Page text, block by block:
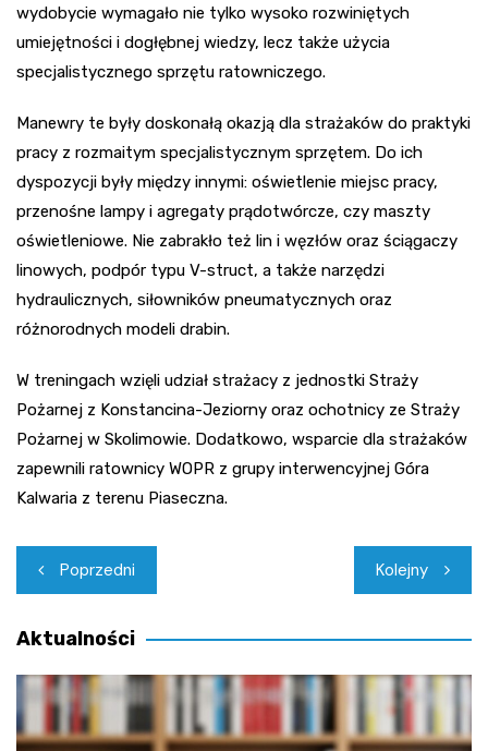
wydobycie wymagało nie tylko wysoko rozwiniętych
umiejętności i dogłębnej wiedzy, lecz także użycia
specjalistycznego sprzętu ratowniczego.
Manewry te były doskonałą okazją dla strażaków do praktyki
pracy z rozmaitym specjalistycznym sprzętem. Do ich
dyspozycji były między innymi: oświetlenie miejsc pracy,
przenośne lampy i agregaty prądotwórcze, czy maszty
oświetleniowe. Nie zabrakło też lin i węzłów oraz ściągaczy
linowych, podpór typu V-struct, a także narzędzi
hydraulicznych, siłowników pneumatycznych oraz
różnorodnych modeli drabin.
W treningach wzięli udział strażacy z jednostki Straży
Pożarnej z Konstancina-Jeziorny oraz ochotnicy ze Straży
Pożarnej w Skolimowie. Dodatkowo, wsparcie dla strażaków
zapewnili ratownicy WOPR z grupy interwencyjnej Góra
Kalwaria z terenu Piaseczna.
Nawigacja
wpisu
Poprzedni Kolejny
Aktualności